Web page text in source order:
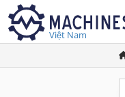
Việt Nam